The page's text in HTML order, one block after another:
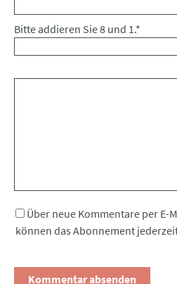
Bitte addieren Sie 8 und 1.*
Über neue Kommentare per E-
können das Abonnement